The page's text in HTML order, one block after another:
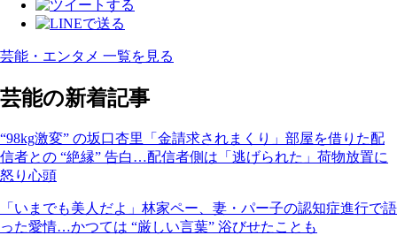
芸能・エンタメ 一覧を見る
芸能の新着記事
“98kg激変” の坂口杏里「金請求されまくり」部屋を借りた配
信者との “絶縁” 告白…配信者側は「逃げられた」荷物放置に
怒り心頭
「いまでも美人だよ」林家ペー、妻・パー子の認知症進行で語
った愛情…かつては “厳しい言葉” 浴びせたことも